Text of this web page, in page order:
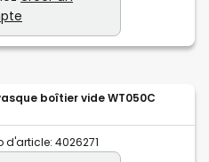
boîtier vide WT050C
d'article: 4026271